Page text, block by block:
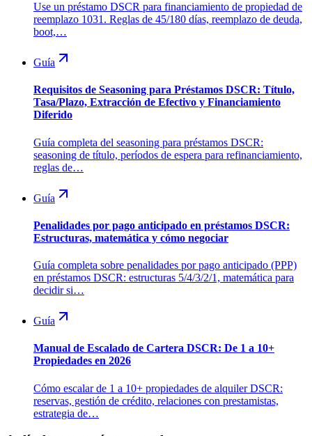
Use un préstamo DSCR para financiamiento de propiedad de
reemplazo 1031. Reglas de 45/180 días, reemplazo de deuda,
boot,…
Guía
Requisitos de Seasoning para Préstamos DSCR: Título,
Tasa/Plazo, Extracción de Efectivo y Financiamiento
Diferido
Guía completa del seasoning para préstamos DSCR:
seasoning de título, períodos de espera para refinanciamiento,
reglas de…
Guía
Penalidades por pago anticipado en préstamos DSCR:
Estructuras, matemática y cómo negociar
Guía completa sobre penalidades por pago anticipado (PPP)
en préstamos DSCR: estructuras 5/4/3/2/1, matemática para
decidir si…
Guía
Manual de Escalado de Cartera DSCR: De 1 a 10+
Propiedades en 2026
Cómo escalar de 1 a 10+ propiedades de alquiler DSCR:
reservas, gestión de crédito, relaciones con prestamistas,
estrategia de…